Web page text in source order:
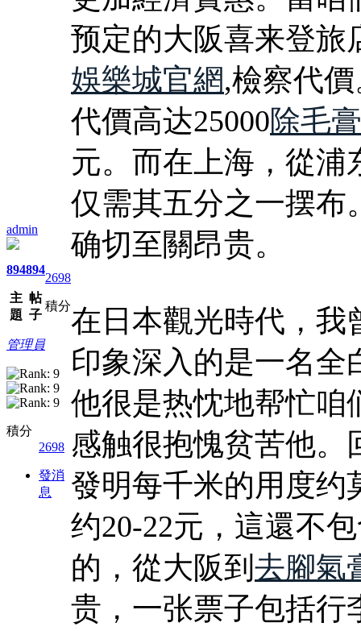
admin
894
主
題
894
帖
子
2698
積分
管理員
積分
2698
發消
息
预定的大阪喜来登旅
娛樂城官網,檢察代
代價高达25000除毛
元。而在上海，從浦
仅需其五分之一摆布
确切至關昂贵。
在日本觀光時代，我
印象深入的是一名全
他很是热忱地帮忙咱
感触很抱愧贫苦他。
發明每千米的用度约
约20-22元，這還不
的，從大阪到 去腳氣
贵，一张票子包括行